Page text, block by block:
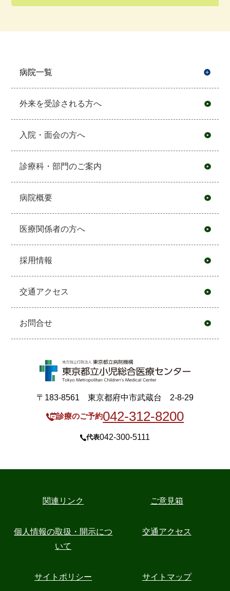
病院一覧
外来を受診される方へ
入院・面会の方へ
診療科・部門のご案内
病院概要
医療関係者の方へ
採用情報
交通アクセス
お問合せ
〒183-8561 東京都府中市武蔵台 2-8-29
診療のご予約042-312-8200
代表042-300-5111
関連リンク ご意見箱
個人情報の取扱・開示につ
いて
交通アクセス
サイトポリシー サイトマップ